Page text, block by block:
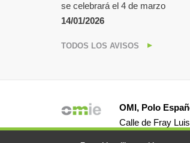
se celebrará el 4 de marzo
14/01/2026
TODOS LOS AVISOS
OMI, Polo
Calle de Fray